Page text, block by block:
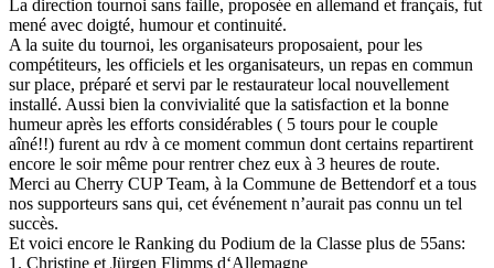
La direction tournoi sans faille, proposée en allemand et français, fut
mené avec doigté, humour et continuité.
A la suite du tournoi, les organisateurs proposaient, pour les
compétiteurs, les officiels et les organisateurs, un repas en commun
sur place, préparé et servi par le restaurateur local nouvellement
installé. Aussi bien la convivialité que la satisfaction et la bonne
humeur après les efforts considérables ( 5 tours pour le couple
aîné!!) furent au rdv à ce moment commun dont certains repartirent
encore le soir même pour rentrer chez eux à 3 heures de route.
Merci au Cherry CUP Team, à la Commune de Bettendorf et a tous
nos supporteurs sans qui, cet événement n’aurait pas connu un tel
succès.
Et voici encore le Ranking du Podium de la Classe plus de 55ans:
1. Christine et Jürgen Flimms d‘Allemagne